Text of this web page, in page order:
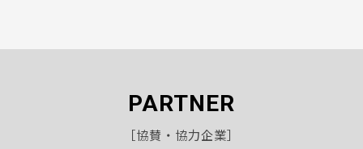
PARTNER
［協賛・協力企業］